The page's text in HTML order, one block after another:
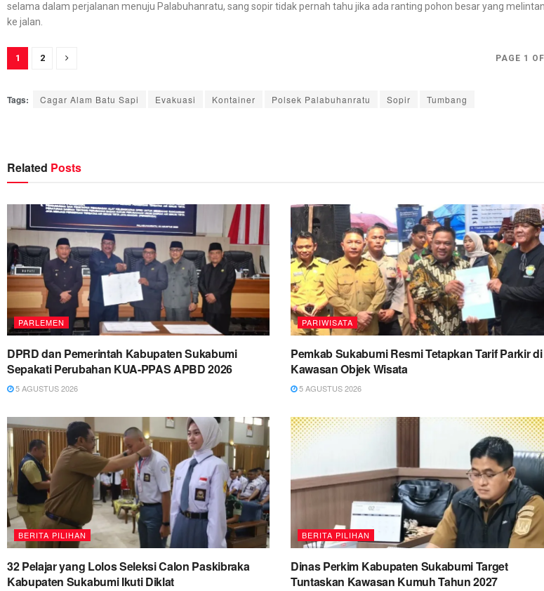
selama dalam perjalanan menuju Palabuhanratu, sang sopir tidak pernah tahu jika ada ranting pohon besar yang
ke jalan.
PAGE 1
1 2
Tags: Cagar Alam Batu Sapi Evakuasi Kontainer Polsek Palabuhanratu Sopir Tumbang
Related Posts
PARLEMEN
DPRD dan Pemerintah Kabupaten Sukabumi
Sepakati Perubahan KUA-PPAS APBD 2026
5 AGUSTUS 2026
PARIWISATA
Pemkab Sukabumi Resmi Tetapkan Tarif Parkir di
Kawasan Objek Wisata
5 AGUSTUS 2026
BERITA PILIHAN
32 Pelajar yang Lolos Seleksi Calon Paskibraka
Kabupaten Sukabumi Ikuti Diklat
BERITA PILIHAN
Dinas Perkim Kabupaten Sukabumi Target
Tuntaskan Kawasan Kumuh Tahun 2027